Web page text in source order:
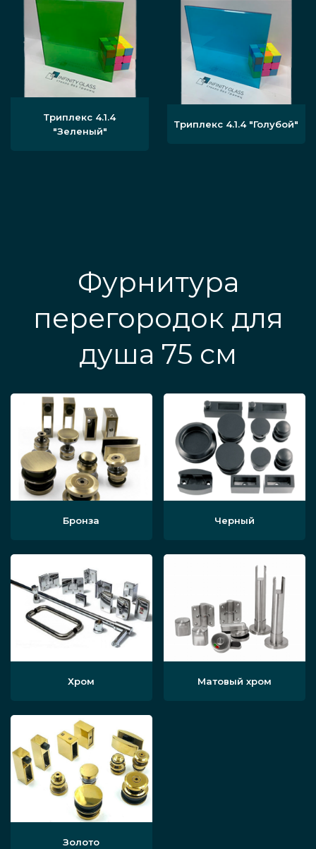
Триплекс 4.1.4
"Зеленый"
Триплекс 4.1.4 "Голубой"
Фурнитура
перегородок для
душа 75 см
Бронза Черный
Хром Матовый хром
Золото